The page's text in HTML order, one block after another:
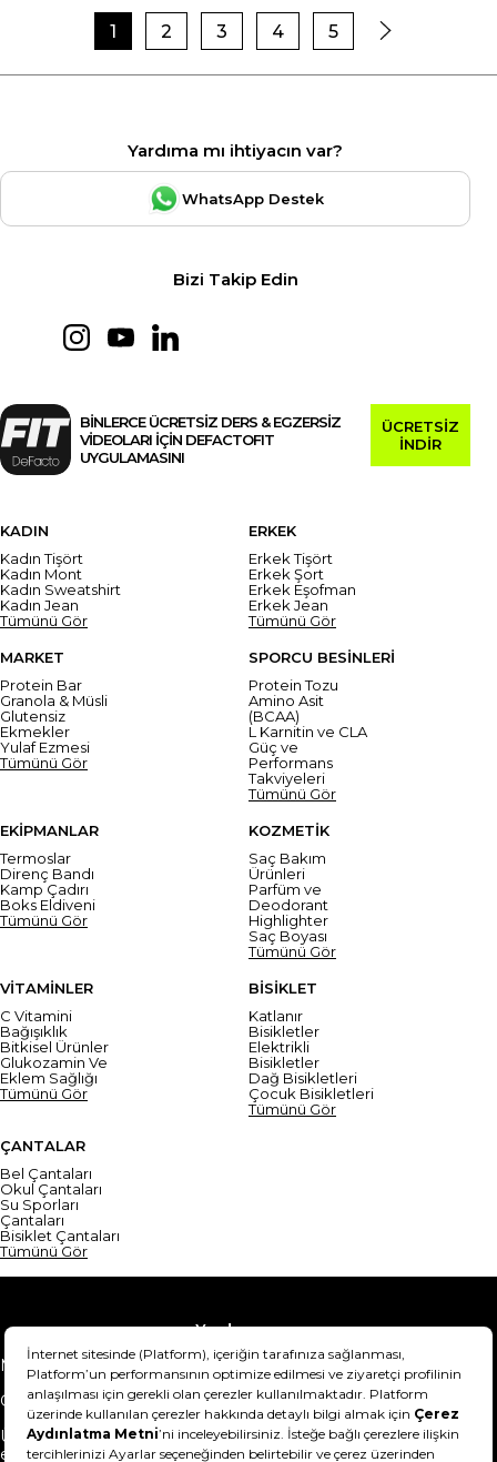
1 2 3 4 5
Yardıma mı ihtiyacın var?
WhatsApp Destek
Bizi Takip Edin
BİNLERCE ÜCRETSİZ DERS & EGZERSİZ
VİDEOLARI İÇİN DEFACTOFIT
UYGULAMASINI
ÜCRETSİZ
İNDİR
KADIN
Kadın Tişört
Kadın Mont
Kadın Sweatshirt
Kadın Jean
Tümünü Gör
ERKEK
Erkek Tişört
Erkek Şort
Erkek Eşofman
Erkek Jean
Tümünü Gör
MARKET
Protein Bar
Granola & Müsli
Glutensiz
Ekmekler
Yulaf Ezmesi
Tümünü Gör
SPORCU BESİNLERİ
Protein Tozu
Amino Asit
(BCAA)
L Karnitin ve CLA
Güç ve
Performans
Takviyeleri
Tümünü Gör
EKİPMANLAR
Termoslar
Direnç Bandı
Kamp Çadırı
Boks Eldiveni
Tümünü Gör
KOZMETİK
Saç Bakım
Ürünleri
Parfüm ve
Deodorant
Highlighter
Saç Boyası
Tümünü Gör
VİTAMİNLER
C Vitamini
Bağışıklık
Bitkisel Ürünler
Glukozamin Ve
Eklem Sağlığı
Tümünü Gör
BİSİKLET
Katlanır
Bisikletler
Elektrikli
Bisikletler
Dağ Bisikletleri
Çocuk Bisikletleri
Tümünü Gör
ÇANTALAR
Bel Çantaları
Okul Çantaları
Su Sporları
Çantaları
Bisiklet Çantaları
Tümünü Gör
Yardım
Mesafeli Satış Sözleşmesi
Teslimat Bilgisi
Gizlilik Sözleşmesi
Şartlar & Koşullar
Ürünümü nasıl iade
edebilirim?
Hakkımızda